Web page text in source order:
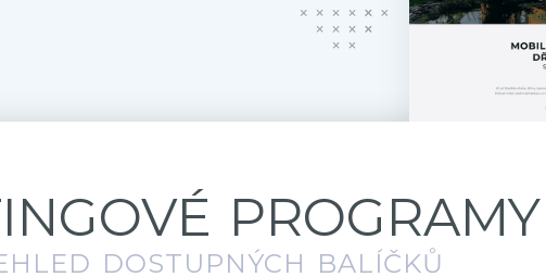
PROGRAMY
DOSTUPNÝCH BALÍČKŮ